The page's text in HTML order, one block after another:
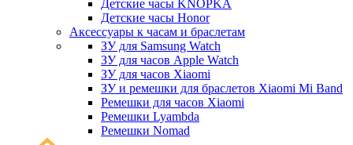
Детские часы KNOPKA
Детские часы Honor
Аксессуары к часам и браслетам
ЗУ для Samsung Watch
ЗУ для часов Apple Watch
ЗУ для часов Xiaomi
ЗУ и ремешки для браслетов Xiaomi Mi Band
Ремешки для часов Xiaomi
Ремешки Lyambda
Ремешки Nomad